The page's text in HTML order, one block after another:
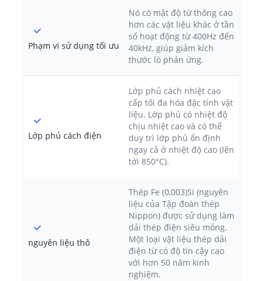
Phạm vi sử dụng tối ưu
Nó có mật độ từ thông cao
hơn các vật liệu khác ở tần
số hoạt động từ 400Hz đến
40kHz, giúp giảm kích
thước lò phản ứng.
Lớp phủ cách điện
Lớp phủ cách nhiệt cao
cấp tối đa hóa đặc tính vật
liệu. Lớp phủ có nhiệt độ
chịu nhiệt cao và có thể
duy trì lớp phủ ổn định
ngay cả ở nhiệt độ cao (lên
tới 850°C).
nguyên liệu thô
Thép Fe (0,003)Si (nguyên
liệu của Tập đoàn thép
Nippon) được sử dụng làm
dải thép điện siêu mỏng.
Một loại vật liệu thép dải
điện từ có độ tin cậy cao
với hơn 50 năm kinh
nghiệm.